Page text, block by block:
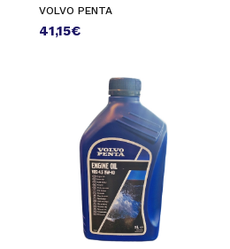
VOLVO PENTA
41,15€